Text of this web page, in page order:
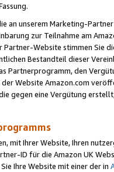
an unserem Marketing-
zur Teilnahme am
Website stimmen Sie
Bestandteil dieser
Partnerprogramm, den
Website Amazon.com
gegen eine Vergütung
mit Ihrer Website, Ihren
ID für die Amazon UK
Ihre Website mit einer der in